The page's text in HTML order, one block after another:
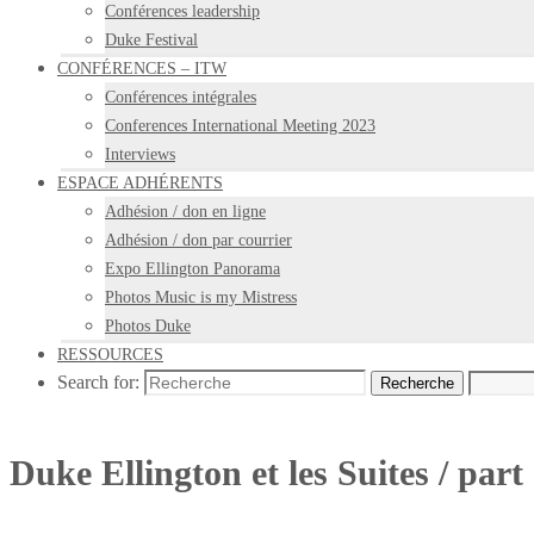
Conférences leadership
Duke Festival
CONFÉRENCES – ITW
Conférences intégrales
Conferences International Meeting 2023
Interviews
ESPACE ADHÉRENTS
Adhésion / don en ligne
Adhésion / don par courrier
Expo Ellington Panorama
Photos Music is my Mistress
Photos Duke
RESSOURCES
Search for: Recherche
Duke Ellington et les Suites / part